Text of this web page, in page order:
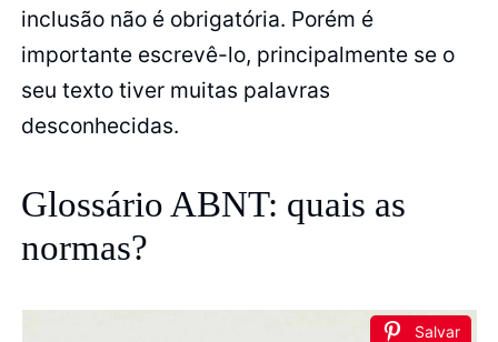
inclusão não é obrigatória. Porém é
importante escrevê-lo, principalmente se o
seu texto tiver muitas palavras
desconhecidas.
Glossário ABNT: quais as
normas?
Salvar